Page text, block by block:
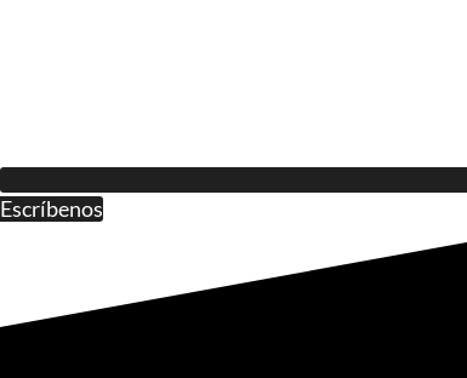
Escríbenos